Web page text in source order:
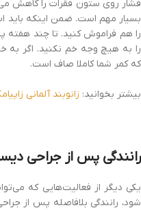
فشار روی ستون فقرات را کاهش
بسیار مهم است. ضمن اینکه باید
را هم فراموش کنید. تا چند
را به هیچ وجه خم نکنید. اگر به
که کمر شما کاملا صاف است.
بیشتر بخوانید: زانوبند آلمانی
رانندگی پس از جراحی
یکی دیگر از فعالیت‌هایی که
شود، رانندگی بلافاصله پس از